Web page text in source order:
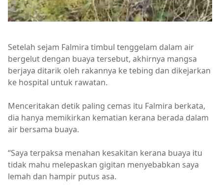
Setelah sejam Falmira timbul tenggelam dalam air
bergelut dengan buaya tersebut, akhirnya mangsa
berjaya ditarik oleh rakannya ke tebing dan dikejarkan
ke hospital untuk rawatan.
Menceritakan detik paling cemas itu Falmira berkata,
dia hanya memikirkan kematian kerana berada dalam
air bersama buaya.
“Saya terpaksa menahan kesakitan kerana buaya itu
tidak mahu melepaskan gigitan menyebabkan saya
lemah dan hampir putus asa.